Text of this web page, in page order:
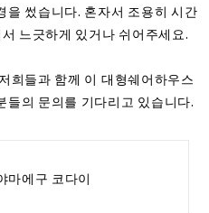
을 썼습니다. 혼자서 조용히 시간
느긋하게 있거나 쉬어주세요.
희들과 함께 이 대형쉐어하우스
들의 문의를 기다리고 있습니다.
마에구 코다이